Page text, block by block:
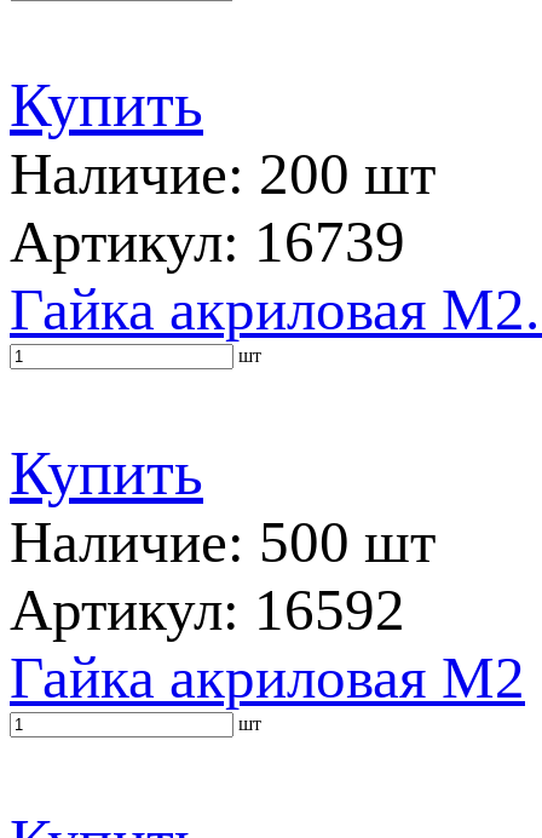
Купить
Наличие: 200 шт
Артикул: 16739
Гайка акриловая
шт
Купить
Наличие: 500 шт
Артикул: 16592
Гайка акриловая M2
шт